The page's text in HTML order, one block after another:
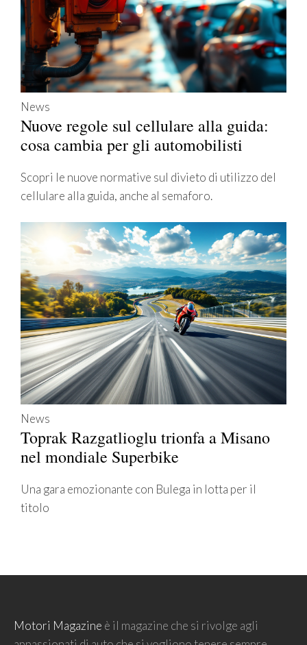
News
Nuove regole sul cellulare alla guida:
cosa cambia per gli automobilisti
Scopri le nuove normative sul divieto di utilizzo del
cellulare alla guida, anche al semaforo.
News
Toprak Razgatlioglu trionfa a Misano
nel mondiale Superbike
Una gara emozionante con Bulega in lotta per il
titolo
Motori Magazine è il magazine che si rivolge agli